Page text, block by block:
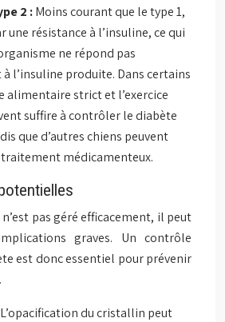
2 :Moins courant que le type 1,
une résistance à l’insuline, ce qui
ne répond pas
l’insuline produite. Dans certains
alimentaire strict et l’exercice
suffire à contrôler le diabète
que d’autres chiens peuvent
médicamenteux.
pas géré efficacement, il peut
graves. Un contrôle
est donc essentiel pour prévenir
L’opacification du cristallin peut